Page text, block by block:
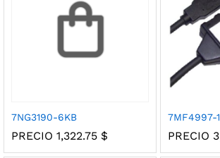
7NG3190-6KB
PRECIO 1,322.75 $
7MF4997-
PRECIO